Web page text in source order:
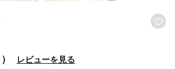
レビューを見る